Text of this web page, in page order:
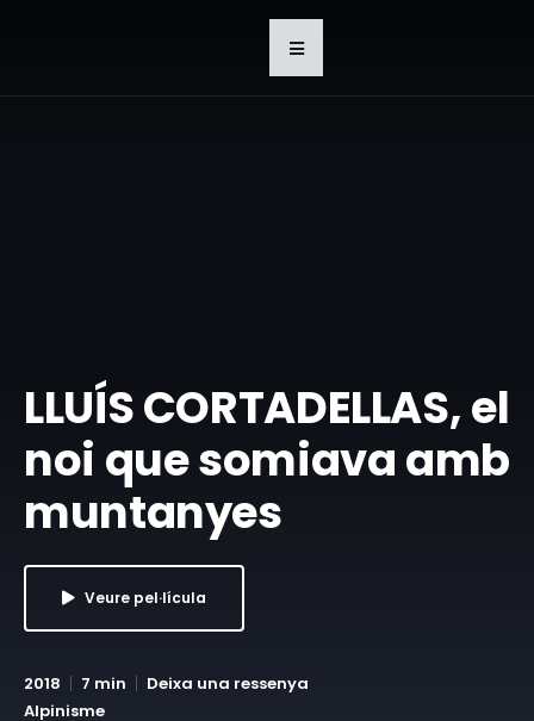
LLUÍS CORTADELLAS, el
noi que somiava amb
muntanyes
Veure pel·lícula
2018 7 min
Deixa una ressenya
Alpinisme